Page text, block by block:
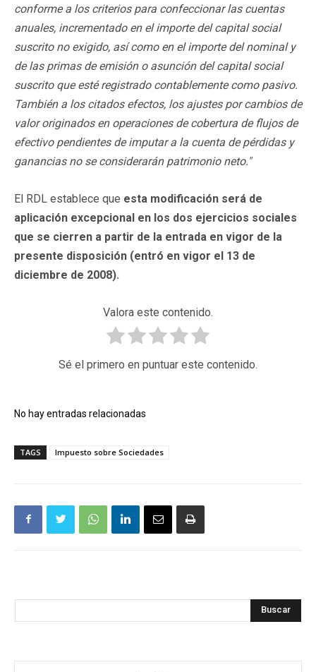
conforme a los criterios para confeccionar las cuentas
anuales, incrementado en el importe del capital social
suscrito no exigido, así como en el importe del nominal y
de las primas de emisión o asunción del capital social
suscrito que esté registrado contablemente como pasivo.
También a los citados efectos, los ajustes por cambios de
valor originados en operaciones de cobertura de flujos de
efectivo pendientes de imputar a la cuenta de pérdidas y
ganancias no se considerarán patrimonio neto."
El RDL establece que esta modificación será de
aplicación excepcional en los dos ejercicios sociales
que se cierren a partir de la entrada en vigor de la
presente disposición (entró en vigor el 13 de
diciembre de 2008).
Valora este contenido.
Sé el primero en puntuar este contenido.
No hay entradas relacionadas
TAGS Impuesto sobre Sociedades
Buscar